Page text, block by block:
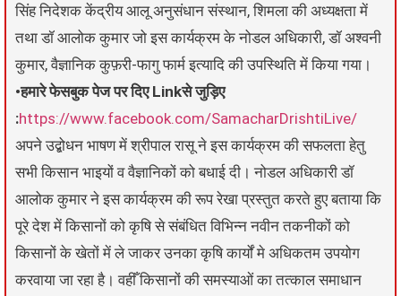
सिंह निदेशक केंद्रीय आलू अनुसंधान संस्थान, शिमला की अध्यक्षता में
तथा डॉ आलोक कुमार जो इस कार्यक्रम के नोडल अधिकारी, डॉ अश्वनी
कुमार, वैज्ञानिक कुफ़री-फागु फार्म इत्यादि की उपस्थिति में किया गया।
•हमारे फेसबुक पेज पर दिए Linkसे जुड़िए
:https://www.facebook.com/SamacharDrishtiLive/
अपने उद्बोधन भाषण में श्रीपाल रासू ने इस कार्यक्रम की सफलता हेतु
सभी किसान भाइयों व वैज्ञानिकों को बधाई दी। नोडल अधिकारी डॉ
आलोक कुमार ने इस कार्यक्रम की रूप रेखा प्रस्तुत करते हुए बताया कि
पूरे देश में किसानों को कृषि से संबंधित विभिन्न नवीन तकनीकों को
किसानों के खेतों में ले जाकर उनका कृषि कार्यों मे अधिकतम उपयोग
करवाया जा रहा है। वहीँ किसानों की समस्याओं का तत्काल समाधान